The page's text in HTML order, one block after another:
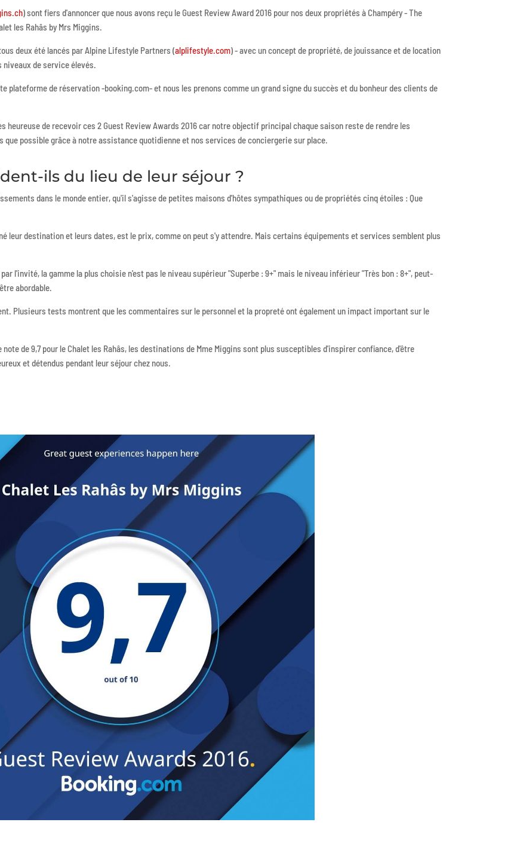
) sont fiers d'annoncer que nous avons reçu le Guest Review Award 2016 pour nos deux propriétés à Champéry - The
les Rahâs by Mrs Miggins.
deux été lancés par Alpine Lifestyle Partners (alplifestyle.com) - avec un concept de propriété, de jouissance et de location
de service élevés.
plateforme de réservation -booking.com- et nous les prenons comme un grand signe du succès et du bonheur des clients de
heureuse de recevoir ces 2 Guest Review Awards 2016 car notre objectif principal chaque saison reste de rendre les
possible grâce à notre assistance quotidienne et nos services de conciergerie sur place.
ils du lieu de leur séjour ?
dans le monde entier, qu'il s'agisse de petites maisons d'hôtes sympathiques ou de propriétés cinq étoiles : Que
leur destination et leurs dates, est le prix, comme on peut s'y attendre. Mais certains équipements et services semblent plus
l'invité, la gamme la plus choisie n'est pas le niveau supérieur "Superbe : 9+" mais le niveau inférieur "Très bon : 8+", peut-
abordable.
Plusieurs tests montrent que les commentaires sur le personnel et la propreté ont également un impact important sur le
note de 9,7 pour le Chalet les Rahâs, les destinations de Mme Miggins sont plus susceptibles d'inspirer confiance, d'être
et détendus pendant leur séjour chez nous.